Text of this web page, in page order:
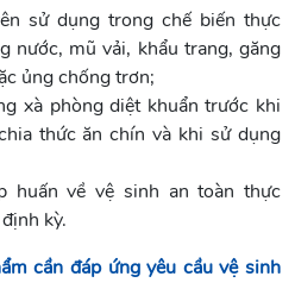
sử dụng trong chế biến thực
nước, mũ vải, khẩu trang, găng
ủng chống trơn;
xà phòng diệt khuẩn trước khi
thức ăn chín và khi sử dụng
huấn về vệ sinh an toàn thực
kỳ.
cần đáp ứng yêu cầu vệ sinh